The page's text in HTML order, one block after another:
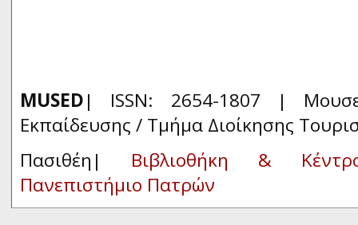
MUSED| ISSN: 2654-1807 |
Εκπαίδευσης / Τμήμα Διοίκησης
Πασιθέη| Βιβλιοθήκη &
Πανεπιστήμιο Πατρών